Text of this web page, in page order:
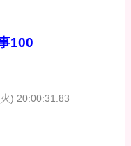
100
) 20:00:31.83